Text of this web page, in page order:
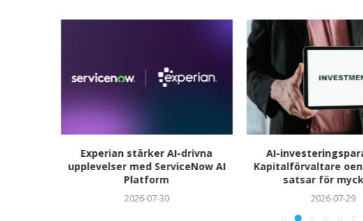
Experian stärker AI-drivna
upplevelser med ServiceNow AI
Platform
2026-07-30
AI-
Kapitalförvaltare
satsar för
2026-07-29